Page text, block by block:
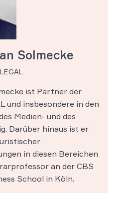
Solmecke
ist Partner der
und insbesondere in den
Medien- und des
Darüber hinaus ist er
in diesen Bereichen
an der CBS
School in Köln.